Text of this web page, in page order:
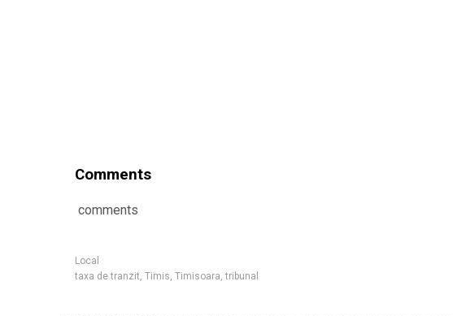
Comments
comments
Local
taxa de tranzit, Timis, Timisoara,tribunal